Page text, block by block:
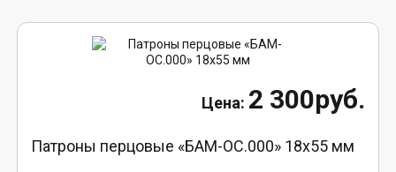
2 300руб.
Патроны перцовые «БАМ-ОС.000» 18х55 мм